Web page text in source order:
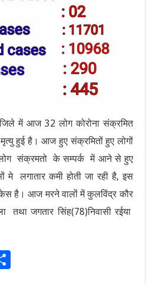
में आज 32 लोग कोरोना संक्रमित
हुई है। आज हुए संक्रमितों हुए लोगों
लोग संक्रमतो के सम्पर्क में आने से हुए
मे लगातार कमी होती जा रही है, इस
है। आज मरने वालों में कुलविंद्र कौर
तथा जगतार सिंह(78)निवासी रईया